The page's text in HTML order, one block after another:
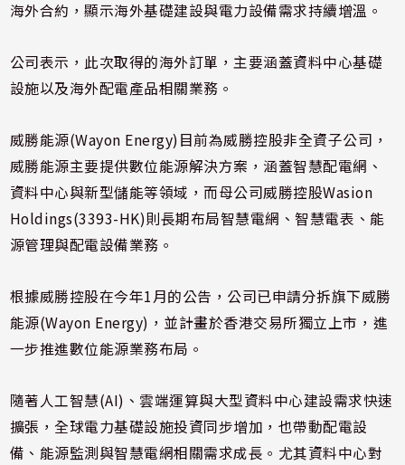
海外合約，顯示海外基礎建設與電力設備需求持續增溫。
公司表示，此次取得的海外訂單，主要涵蓋資料中心基礎
設施以及海外配電產品相關業務。
威勝能源(Wayon Energy)目前為威勝控股非全資子公司，
威勝能源主要提供數位能源解決方案，涵蓋智慧配電網、
資料中心與新型儲能等領域，而母公司威勝控股Wasion
Holdings(3393-HK)則長期布局智慧電網、智慧電表、能
源管理與配電設備業務。
根據威勝控股在今年1月的公告，公司已申請分拆旗下威勝
能源(Wayon Energy)，並計畫於香港交易所獨立上市，進
一步推進數位能源業務布局。
隨著人工智慧(AI)、雲端運算與大型資料中心建設需求快速
擴張，全球電力基礎設施投資同步增加，也帶動配電設
備、能源監測與智慧電網相關需求成長。尤其資料中心對